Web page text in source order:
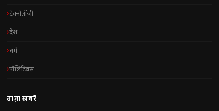
टेक्नोलॉजी
देश
धर्म
पॉलिटिक्स
ताज़ा खबरें